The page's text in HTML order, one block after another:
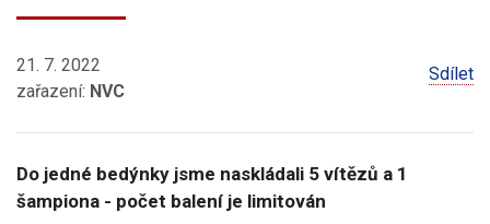
21. 7. 2022
zařazení: NVC
Sdílet
Do jedné bedýnky jsme naskládali 5 vítězů a 1
šampiona - počet balení je limitován